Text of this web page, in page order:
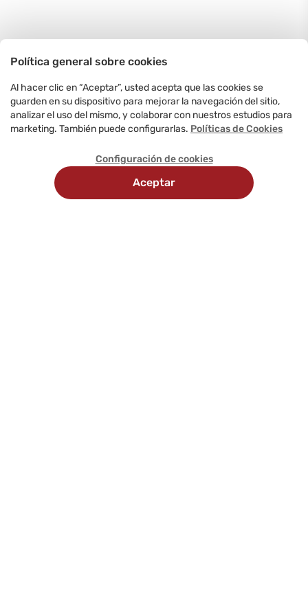
Política general sobre cookies
Al hacer clic en “Aceptar”, usted acepta que las cookies se
guarden en su dispositivo para mejorar la navegación del sitio,
analizar el uso del mismo, y colaborar con nuestros estudios para
marketing. También puede configurarlas. Políticas de Cookies
Configuración de cookies
Aceptar